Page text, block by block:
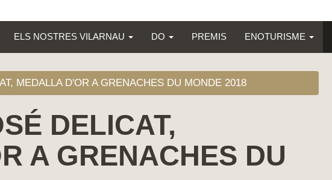
ELS NOSTRES VILARNAU DO PREMIS ENOTURISME
MEDALLA D'OR A GRENACHES DU MONDE 2018
DELICAT,
A GRENACHES DU